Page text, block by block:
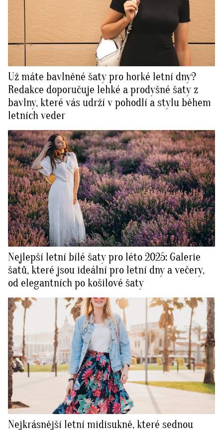
Už máte bavlněné šaty pro horké letní dny?
Redakce doporučuje lehké a prodyšné šaty z
bavlny, které vás udrží v pohodlí a stylu během
letních veder
Nejlepší letní bílé šaty pro léto 2025: Galerie
šatů, které jsou ideální pro letní dny a večery,
od elegantních po košilové šaty
Nejkrásnější letní midisukně, které sednou